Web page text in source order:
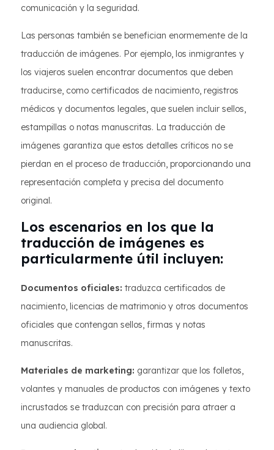
comunicación y la seguridad.
Las personas también se benefician enormemente de la
traducción de imágenes. Por ejemplo, los inmigrantes y
los viajeros suelen encontrar documentos que deben
traducirse, como certificados de nacimiento, registros
médicos y documentos legales, que suelen incluir sellos,
estampillas o notas manuscritas. La traducción de
imágenes garantiza que estos detalles críticos no se
pierdan en el proceso de traducción, proporcionando una
representación completa y precisa del documento
original.
Los escenarios en los que la
traducción de imágenes es
particularmente útil incluyen:
Documentos oficiales: traduzca certificados de
nacimiento, licencias de matrimonio y otros documentos
oficiales que contengan sellos, firmas y notas
manuscritas.
Materiales de marketing: garantizar que los folletos,
volantes y manuales de productos con imágenes y texto
incrustados se traduzcan con precisión para atraer a
una audiencia global.